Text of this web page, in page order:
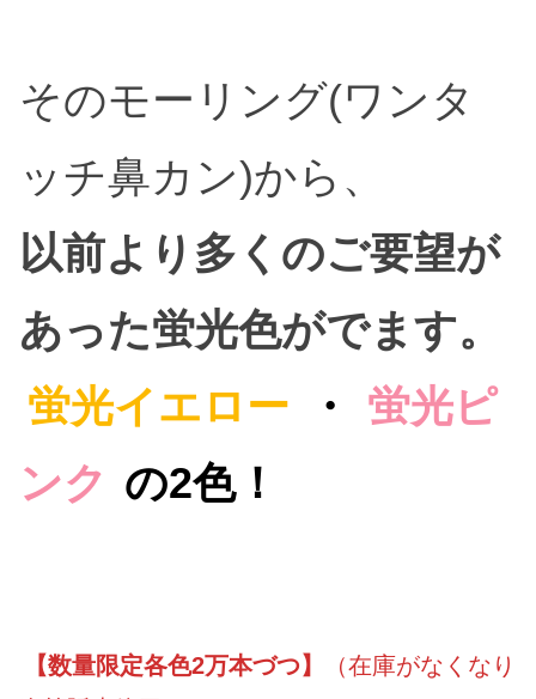
そのモーリング(ワンタ
ッチ鼻カン)から、
以前より多くのご要望が
あった蛍光色がでます。
蛍光イエロー
・
蛍光ピ
ンク の2色！
【数量限定各色2万本づつ】
（在庫がなくなり